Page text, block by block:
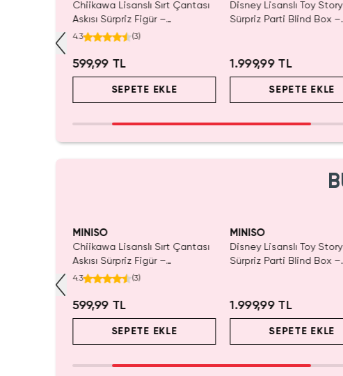
Chiikawa Lisanslı Sırt Çantası
Askısı Sürpriz Figür –
Koleksiyonluk Blind Box
4.3 (3)
599,99 TL
SEPETE EKLE
Disney Lisanslı Toy Story
Sürpriz Parti Blind Box –
1.999,99 TL
SEPETE EKLE
MINISO
Chiikawa Lisanslı Sırt Çantası
Askısı Sürpriz Figür –
Koleksiyonluk Blind Box
4.3 (3)
599,99 TL
SEPETE EKLE
MINISO
Disney Lisanslı Toy Story
Sürpriz Parti Blind Box –
1.999,99 TL
SEPETE EKLE